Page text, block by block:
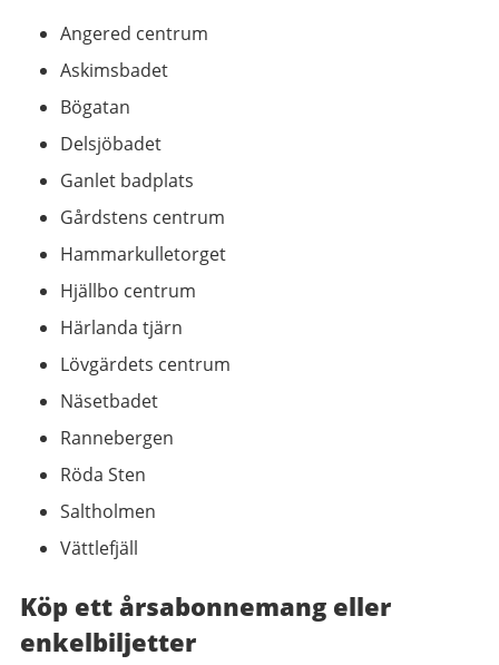
Angered centrum
Askimsbadet
Bögatan
Delsjöbadet
Ganlet badplats
Gårdstens centrum
Hammarkulletorget
Hjällbo centrum
Härlanda tjärn
Lövgärdets centrum
Näsetbadet
Rannebergen
Röda Sten
Saltholmen
Vättlefjäll
Köp ett årsabonnemang eller
enkelbiljetter